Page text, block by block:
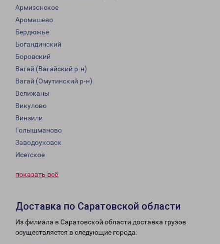
Армизонское
Аромашево
Бердюжье
Богандинский
Боровский
Вагай (Вагайский р-н)
Вагай (Омутинский р-н)
Велижаны
Викулово
Винзили
Голышманово
Заводоуковск
Исетское
показать всё
Доставка по Саратовской области
Из филиала в Саратовской области доставка грузов
осуществляется в следующие города: